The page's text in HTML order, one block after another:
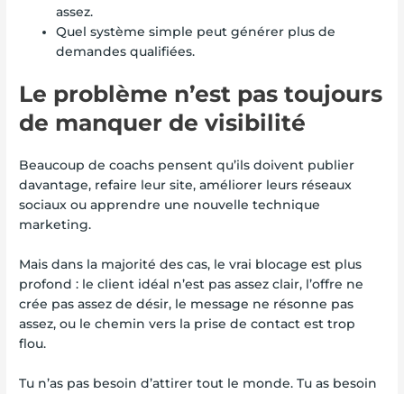
assez.
Quel système simple peut générer plus de
demandes qualifiées.
Le problème n’est pas toujours
de manquer de visibilité
Beaucoup de coachs pensent qu’ils doivent publier
davantage, refaire leur site, améliorer leurs réseaux
sociaux ou apprendre une nouvelle technique
marketing.
Mais dans la majorité des cas, le vrai blocage est plus
profond : le client idéal n’est pas assez clair, l’offre ne
crée pas assez de désir, le message ne résonne pas
assez, ou le chemin vers la prise de contact est trop
flou.
Tu n’as pas besoin d’attirer tout le monde. Tu as besoin